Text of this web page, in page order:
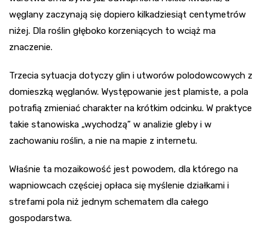
węglany zaczynają się dopiero kilkadziesiąt centymetrów
niżej. Dla roślin głęboko korzeniących to wciąż ma
znaczenie.
Trzecia sytuacja dotyczy glin i utworów polodowcowych z
domieszką węglanów. Występowanie jest plamiste, a pola
potrafią zmieniać charakter na krótkim odcinku. W praktyce
takie stanowiska „wychodzą” w analizie gleby i w
zachowaniu roślin, a nie na mapie z internetu.
Właśnie ta mozaikowość jest powodem, dla którego na
wapniowcach częściej opłaca się myślenie działkami i
strefami pola niż jednym schematem dla całego
gospodarstwa.